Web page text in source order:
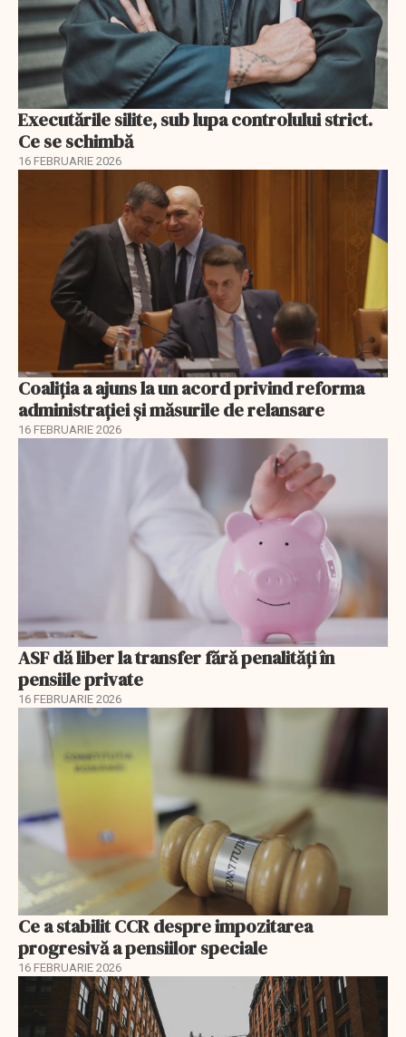
Executările silite, sub lupa controlului strict.
Ce se schimbă
16 FEBRUARIE 2026
Coaliția a ajuns la un acord privind reforma
administrației și măsurile de relansare
16 FEBRUARIE 2026
ASF dă liber la transfer fără penalități în
pensiile private
16 FEBRUARIE 2026
Ce a stabilit CCR despre impozitarea
progresivă a pensiilor speciale
16 FEBRUARIE 2026